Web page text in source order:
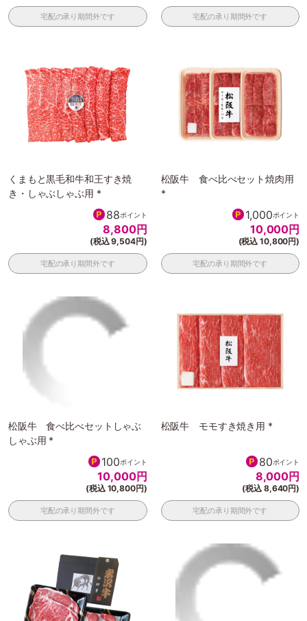
宅配の承り期間外です 宅配の承り期間外です
くまもと黒毛和牛和王すき焼
き・しゃぶしゃぶ用 *
88ポイント
8,800円
(税込 9,504円)
宅配の承り期間外です
松阪牛 食べ比べセット焼肉用
*
1,000ポイント
10,000円
(税込 10,800円)
宅配の承り期間外です
松阪牛 食べ比べセットしゃぶ
しゃぶ用 *
100ポイント
10,000円
(税込 10,800円)
宅配の承り期間外です
松阪牛 モモすき焼き用 *
80ポイント
8,000円
(税込 8,640円)
宅配の承り期間外です